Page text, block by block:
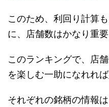
このため、利回り計算
に、店舗数はかなり重要
このランキングで、店
を楽しむ一助になれれば
それぞれの銘柄の情報は